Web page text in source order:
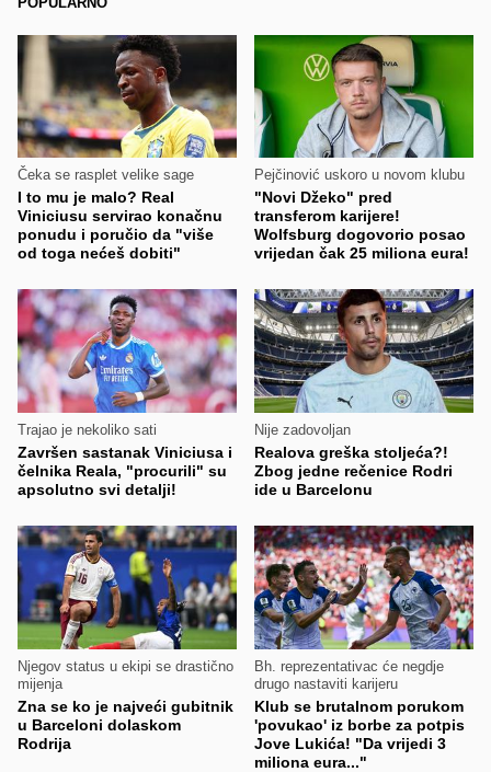
Čeka se rasplet velike sage
I to mu je malo? Real
Viniciusu servirao konačnu
ponudu i poručio da "više
od toga nećeš dobiti"
Pejčinović uskoro u novom klubu
"Novi Džeko" pred
transferom karijere!
Wolfsburg dogovorio posao
vrijedan čak 25 miliona eura!
Trajao je nekoliko sati
Završen sastanak Viniciusa i
čelnika Reala, "procurili" su
apsolutno svi detalji!
Nije zadovoljan
Realova greška stoljeća?!
Zbog jedne rečenice Rodri
ide u Barcelonu
Njegov status u ekipi se drastično
mijenja
Zna se ko je najveći gubitnik
u Barceloni dolaskom
Rodrija
Bh. reprezentativac će negdje
drugo nastaviti karijeru
Klub se brutalnom porukom
'povukao' iz borbe za potpis
Jove Lukića! "Da vrijedi 3
miliona eura..."